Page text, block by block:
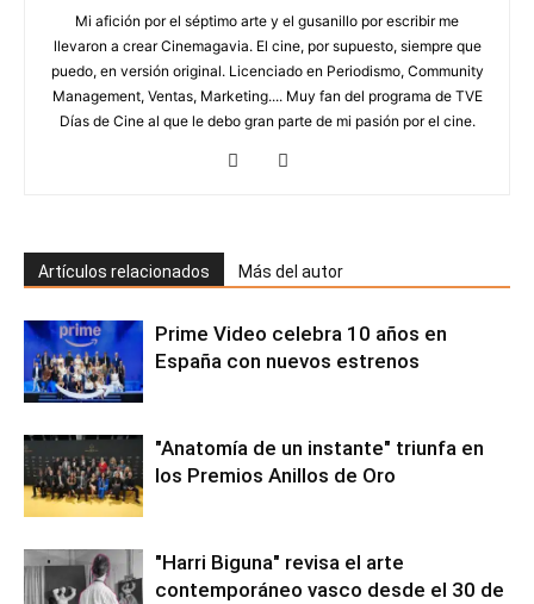
Mi afición por el séptimo arte y el gusanillo por escribir me
llevaron a crear Cinemagavia. El cine, por supuesto, siempre que
puedo, en versión original. Licenciado en Periodismo, Community
Management, Ventas, Marketing.... Muy fan del programa de TVE
Días de Cine al que le debo gran parte de mi pasión por el cine.
Artículos relacionados Más del autor
Prime Video celebra 10 años en
España con nuevos estrenos
"Anatomía de un instante" triunfa en
los Premios Anillos de Oro
"Harri Biguna" revisa el arte
contemporáneo vasco desde el 30 de